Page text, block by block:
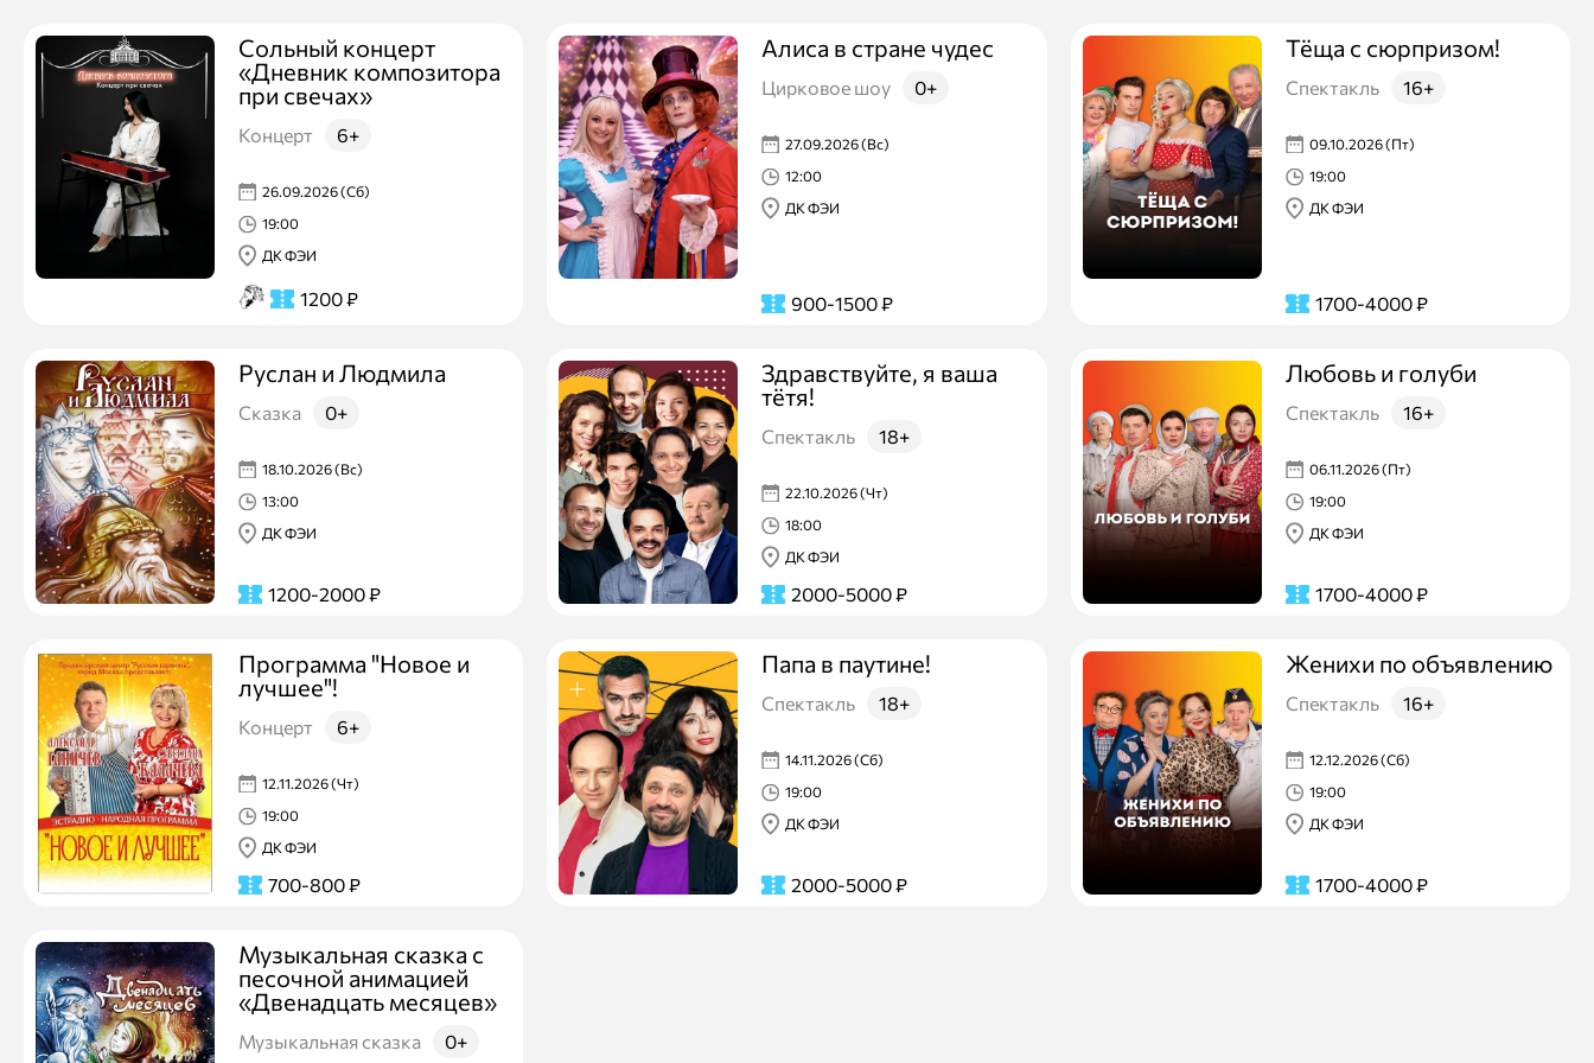
Сольный концерт
«Дневник композитора
при свечах»
Концерт 6+
26.09.2026 (Сб)
19:00
ДК ФЭИ
1200₽
Алиса в стране чудес
Цирковое шоу 0+
27.09.2026 (Вс)
12:00
ДК ФЭИ
900-1500₽
Тёща с сюрпризом!
Спектакль 16+
09.10.2026 (Пт)
19:00
ДК ФЭИ
1700-4000₽
Руслан и Людмила
Сказка 0+
18.10.2026 (Вс)
13:00
ДК ФЭИ
1200-2000₽
Здравствуйте, я ваша
тётя!
Спектакль 18+
22.10.2026 (Чт)
18:00
ДК ФЭИ
2000-5000₽
Любовь и голуби
Спектакль 16+
06.11.2026 (Пт)
19:00
ДК ФЭИ
1700-4000₽
Программа "Новое и
лучшее"!
Концерт 6+
12.11.2026 (Чт)
19:00
ДК ФЭИ
700-800₽
Папа в паутине!
Спектакль 18+
14.11.2026 (Сб)
19:00
ДК ФЭИ
2000-5000₽
Женихи по объявлению
Спектакль 16+
12.12.2026 (Сб)
19:00
ДК ФЭИ
1700-4000₽
Музыкальная сказка с
песочной анимацией
«Двенадцать месяцев»
Музыкальная сказка 0+